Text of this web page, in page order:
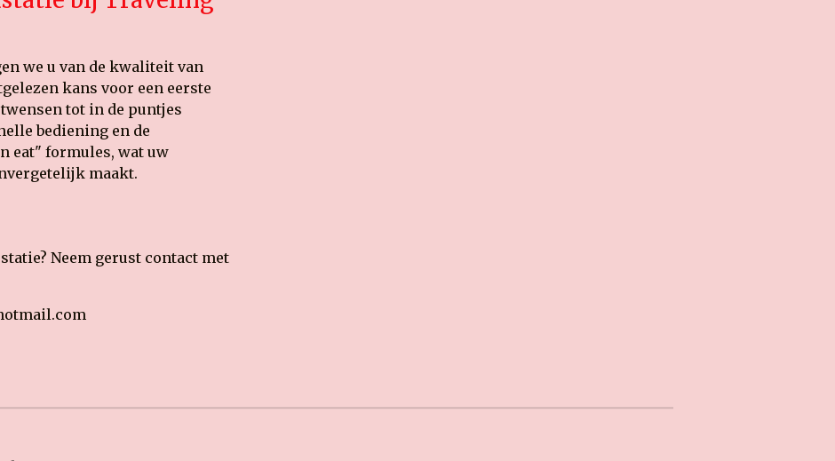
we u van de kwaliteit van
kans voor een eerste
tot in de puntjes
bediening en de
eat" formules, wat uw
maakt.
Neem gerust contact met